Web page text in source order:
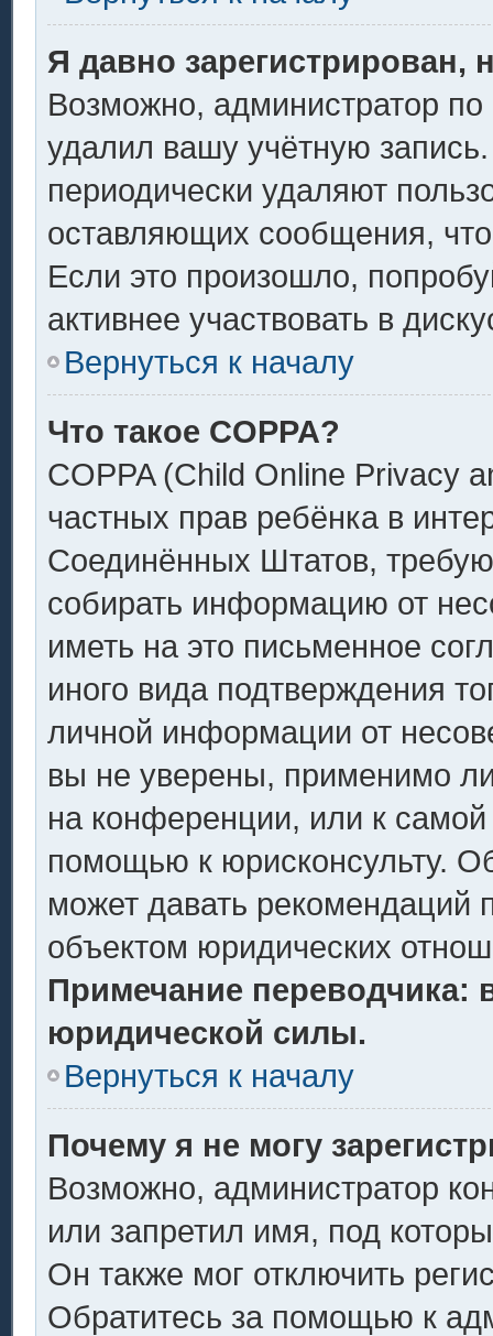
Я давно зарегистрирован,
Возможно, администратор по
удалил вашу учётную
периодически удаляют
оставляющих сообщения,
Если это произошло,
активнее участвовать в
Вернуться к началу
Что такое COPPA?
COPPA (Child Online Privacy
частных прав ребёнка в
Соединённых Штатов,
собирать информацию от
иметь на это письменное
иного вида подтверждения
личной информации от
вы не уверены, применимо
на конференции, или к
помощью к юрисконсульту.
может давать рекомендаций
объектом юридических
Примечание переводчика:
юридической силы.
Вернуться к началу
Почему я не могу
Возможно, администратор
или запретил имя, под
Он также мог отключить
Обратитесь за помощью к